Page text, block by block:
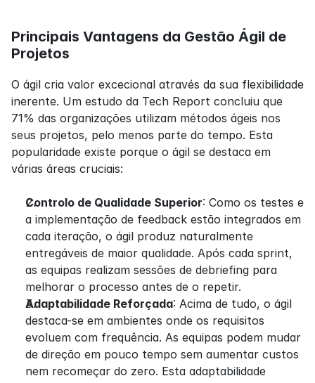
Principais Vantagens da Gestão Ágil de
Projetos
O ágil cria valor excecional através da sua flexibilidade
inerente. Um estudo da Tech Report concluiu que
71% das organizações utilizam métodos ágeis nos
seus projetos, pelo menos parte do tempo. Esta
popularidade existe porque o ágil se destaca em
várias áreas cruciais:
Controlo de Qualidade Superior: Como os testes e
a implementação de feedback estão integrados em
cada iteração, o ágil produz naturalmente
entregáveis de maior qualidade. Após cada sprint,
as equipas realizam sessões de debriefing para
melhorar o processo antes de o repetir.
Adaptabilidade Reforçada: Acima de tudo, o ágil
destaca-se em ambientes onde os requisitos
evoluem com frequência. As equipas podem mudar
de direção em pouco tempo sem aumentar custos
nem recomeçar do zero. Esta adaptabilidade